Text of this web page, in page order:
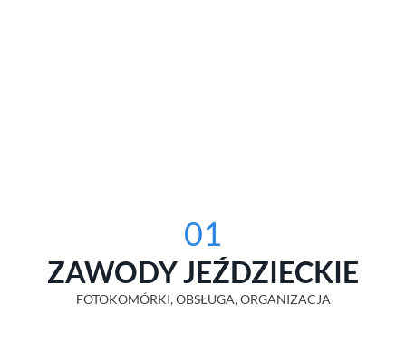
01
ZAWODY JEŹDZIECKIE
FOTOKOMÓRKI, OBSŁUGA, ORGANIZACJA